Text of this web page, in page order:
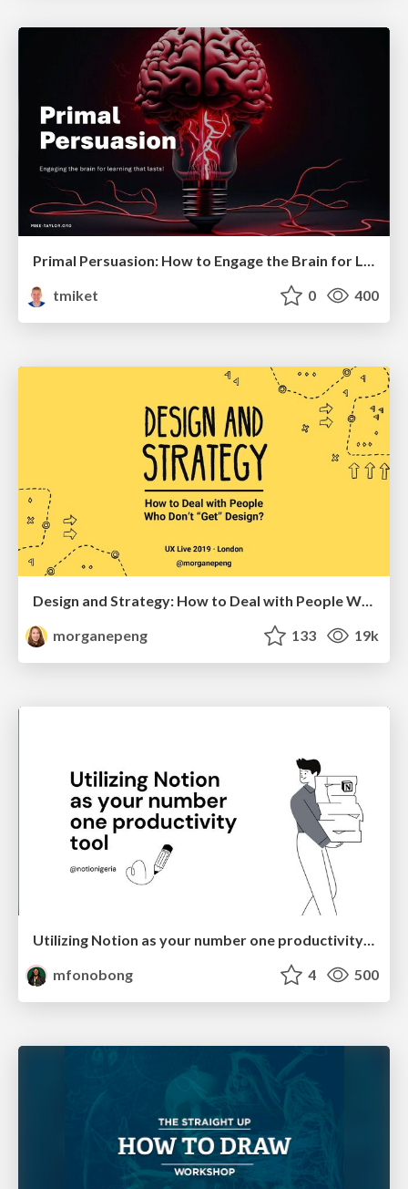
Primal Persuasion: How to Engage the Brain for Learning That Lasts
tmiket
0 400
Design and Strategy: How to Deal with People Who Don’t "Get" Design
morganepeng
133 19k
Utilizing Notion as your number one productivity tool
mfonobong
4 500